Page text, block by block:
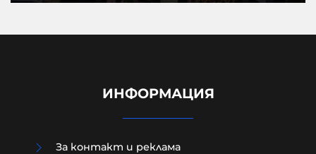
ИНФОРМАЦИЯ
За контакт и реклама